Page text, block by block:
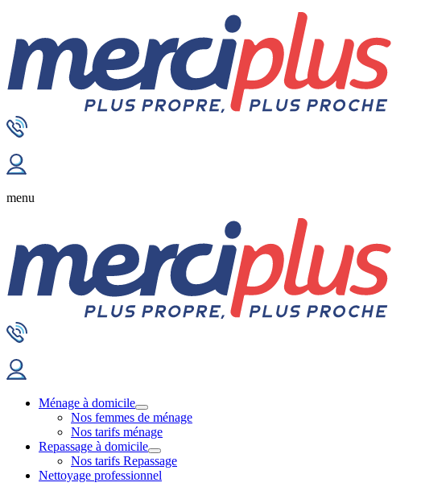
menu
Ménage à domicile
Nos femmes de ménage
Nos tarifs ménage
Repassage à domicile
Nos tarifs Repassage
Nettoyage professionnel